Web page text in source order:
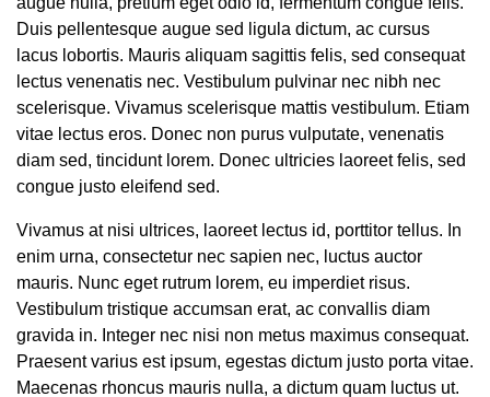
Duis pellentesque augue sed ligula dictum, ac cursus
lacus lobortis. Mauris aliquam sagittis felis, sed consequat
lectus venenatis nec. Vestibulum pulvinar nec nibh nec
scelerisque. Vivamus scelerisque mattis vestibulum. Etiam
vitae lectus eros. Donec non purus vulputate, venenatis
diam sed, tincidunt lorem. Donec ultricies laoreet felis, sed
congue justo eleifend sed.
Vivamus at nisi ultrices, laoreet lectus id, porttitor tellus. In
enim urna, consectetur nec sapien nec, luctus auctor
mauris. Nunc eget rutrum lorem, eu imperdiet risus.
Vestibulum tristique accumsan erat, ac convallis diam
gravida in. Integer nec nisi non metus maximus consequat.
Praesent varius est ipsum, egestas dictum justo porta vitae.
Maecenas rhoncus mauris nulla, a dictum quam luctus ut.